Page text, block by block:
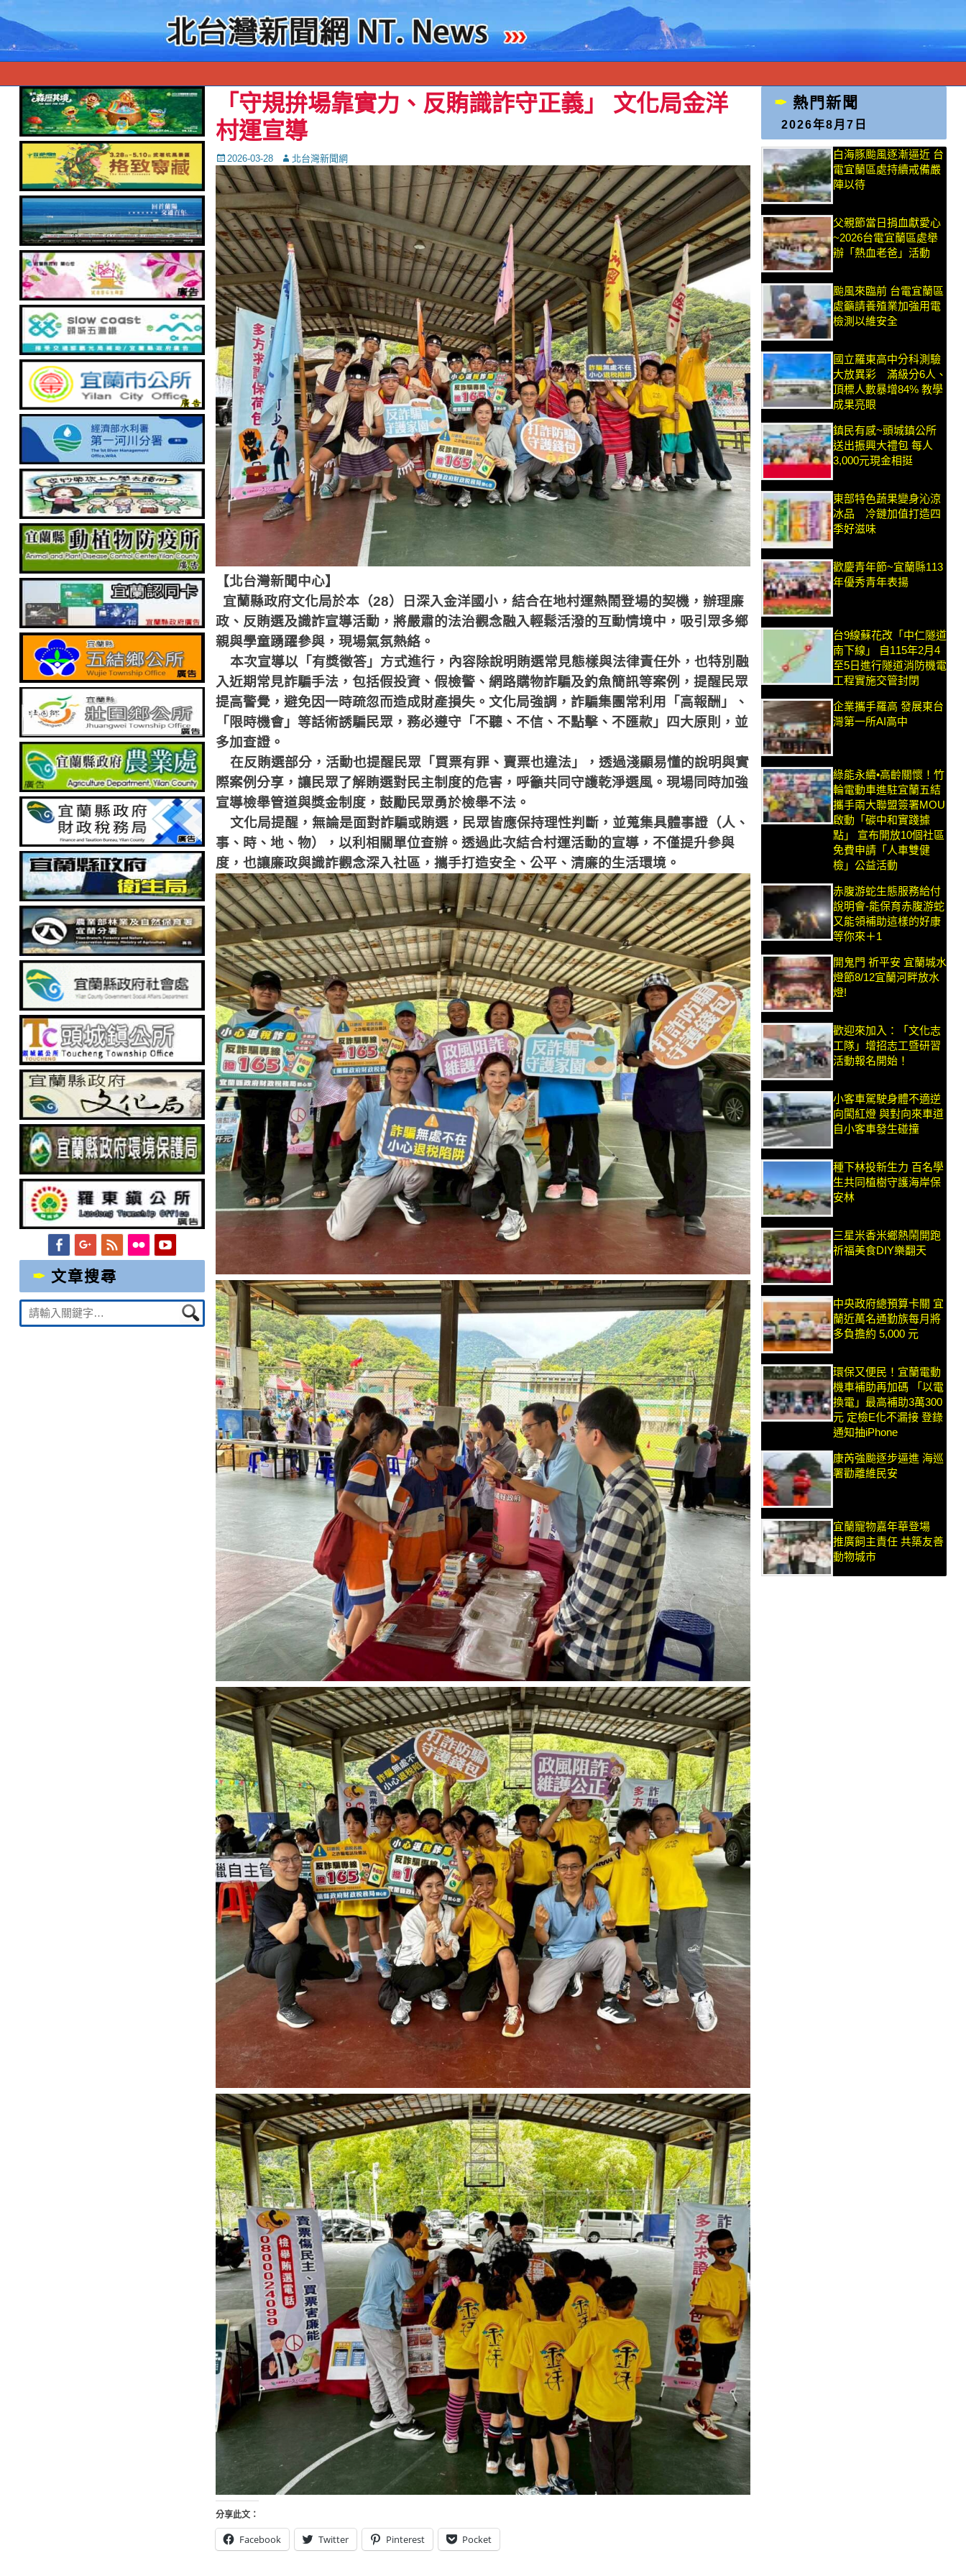
「守規拚場靠實力、反賄識詐守正義」 文化局金洋
村運宣導
Posted
on
2026-03-28 Autor北台灣新聞網
【北台灣新聞中心】
宜蘭縣政府文化局於本（28）日深入金洋國小，結合在地村運熱鬧登場的契機，辦理廉
政、反賄選及識詐宣導活動，將嚴肅的法治觀念融入輕鬆活潑的互動情境中，吸引眾多鄉
親與學童踴躍參與，現場氣氛熱絡。
本次宣導以「有獎徵答」方式進行，內容除說明賄選常見態樣與法律責任外，也特別融
入近期常見詐騙手法，包括假投資、假檢警、網路購物詐騙及釣魚簡訊等案例，提醒民眾
提高警覺，避免因一時疏忽而造成財產損失。文化局強調，詐騙集團常利用「高報酬」、
「限時機會」等話術誘騙民眾，務必遵守「不聽、不信、不點擊、不匯款」四大原則，並
多加查證。
在反賄選部分，活動也提醒民眾「買票有罪、賣票也違法」，透過淺顯易懂的說明與實
際案例分享，讓民眾了解賄選對民主制度的危害，呼籲共同守護乾淨選風。現場同時加強
宣導檢舉管道與獎金制度，鼓勵民眾勇於檢舉不法。
文化局提醒，無論是面對詐騙或賄選，民眾皆應保持理性判斷，並蒐集具體事證（人、
事、時、地、物），以利相關單位查辦。透過此次結合村運活動的宣導，不僅提升參與
度，也讓廉政與識詐觀念深入社區，攜手打造安全、公平、清廉的生活環境。
分享此文：
Facebook Twitter Pinterest Pocket
熱門新聞
2026年8月7日
白海豚颱風逐漸逼近 台
電宜蘭區處持續戒備嚴
陣以待
父親節當日捐血獻愛心
~2026台電宜蘭區處舉
辦「熱血老爸」活動
颱風來臨前 台電宜蘭區
處籲請養殖業加強用電
檢測以維安全
國立羅東高中分科測驗
大放異彩 滿級分6人、
頂標人數暴增84% 教學
成果亮眼
鎮民有感~頭城鎮公所
送出振興大禮包 每人
3,000元現金相挺
東部特色蔬果變身沁涼
冰品 冷鏈加值打造四
季好滋味
歡慶青年節~宜蘭縣113
年優秀青年表揚
台9線蘇花改「中仁隧道
南下線」 自115年2月4
至5日進行隧道消防機電
工程實施交管封閉
企業攜手羅高 發展東台
灣第一所AI高中
綠能永續•高齡關懷！竹
輪電動車進駐宜蘭五結
攜手兩大聯盟簽署MOU
啟動「碳中和實踐據
點」 宣布開放10個社區
免費申請「人車雙健
檢」公益活動
赤腹游蛇生態服務給付
說明會-能保育赤腹游蛇
又能領補助這樣的好康
等你來＋1
開鬼門 祈平安 宜蘭城水
燈節8/12宜蘭河畔放水
燈!
歡迎來加入：「文化志
工隊」增招志工暨研習
活動報名開始！
小客車駕駛身體不適逆
向闖紅燈 與對向來車道
自小客車發生碰撞
種下林投新生力 百名學
生共同植樹守護海岸保
安林
三星米香米鄉熱鬧開跑
祈福美食DIY樂翻天
中央政府總預算卡關 宜
蘭近萬名通勤族每月將
多負擔約 5,000 元
環保又便民！宜蘭電動
機車補助再加碼 「以電
換電」最高補助3萬300
元 定檢E化不漏接 登錄
通知抽iPhone
康芮強颱逐步逼進 海巡
署勸離維民安
宜蘭寵物嘉年華登場
推廣飼主責任 共築友善
動物城市
FacebookGoogleplus
FeedFlickrYouTube
文章搜尋
Suche
nach: